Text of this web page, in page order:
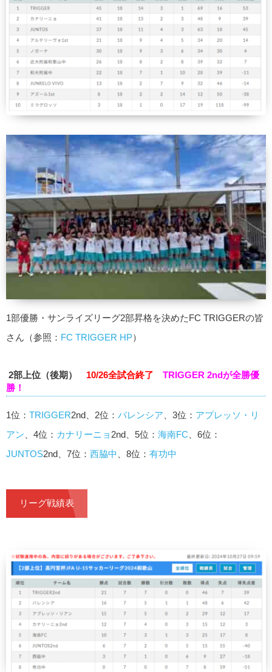
1部優勝・サンライズリーグ2部昇格を決めたFC TRIGGERの皆
さん（参照： FC TRIGGER HP）
2部上位（後期） 10/26全試合終了 TRIGGER 2ndが全勝優
勝！
1位： TRIGGER2nd、2位： バレンシア 、3位： アプレッソ・リ
アン 、4位： カナリーニョ 2nd、5位： 海南FC 、6位：
JUNTOS2nd、7位： 西脇中 、8位： 有功中
リーグ戦績表